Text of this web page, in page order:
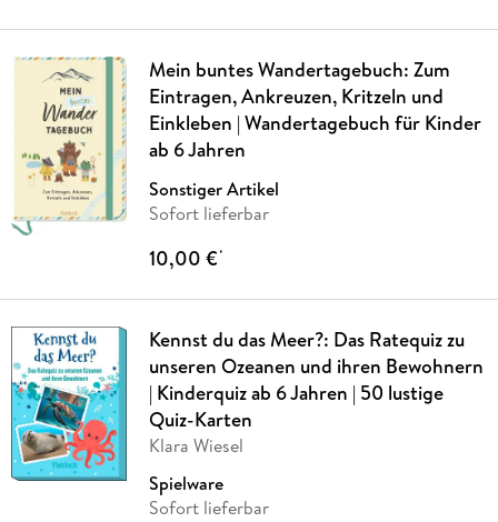
Mein buntes Wandertagebuch: Zum
Eintragen, Ankreuzen, Kritzeln und
Einkleben | Wandertagebuch für Kinder
ab 6 Jahren
Sonstiger Artikel
Sofort lieferbar
10,00 €*
Kennst du das Meer?: Das Ratequiz zu
unseren Ozeanen und ihren Bewohnern
| Kinderquiz ab 6 Jahren | 50 lustige
Quiz-Karten
Klara Wiesel
Spielware
Sofort lieferbar